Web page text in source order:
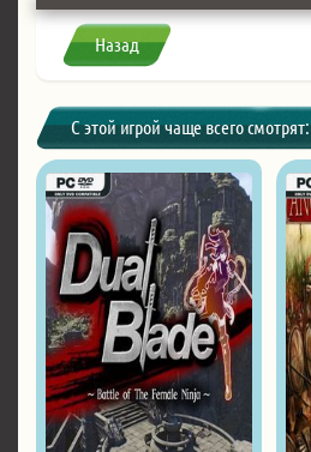
Назад
С этой игрой чаще всего смотрят: